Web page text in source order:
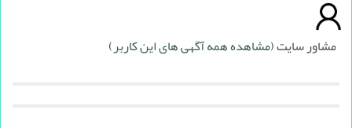
مشاور سایت(مشاهده همه آگهی های این کاربر)